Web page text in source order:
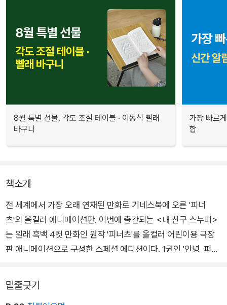
8월 특별 선물. 각도 조절 테이블 · 이동식 빨래
바구니
가장 빠르
합
책소개
전 세계에서 가장 오래 연재된 만화로 기네스북에 오른 '피너
츠'의 올컬러 애니메이션판. 이번에 출간되는 <내 친구 스누피>
는 원래 흑백 4컷 만화인 원작 '피너츠'를 올컬러 어린이용 극장
판 애니메이션으로 구성한 스페셜 에디션이다. 1권인 '안녕, 피너
ess is a Warm Blanket, Charlie Brown을 책으로 구성하였다.
밑줄긋기